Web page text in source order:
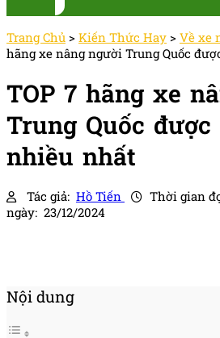
Trang Chủ > Kiến Thức Hay > Về xe
hãng xe nâng người Trung Quốc
TOP 7 hãng xe
Trung Quốc
nhiều nhất
Tác giả: Hồ Tiến Thời gian
ngày: 23/12/2024
Nội dung